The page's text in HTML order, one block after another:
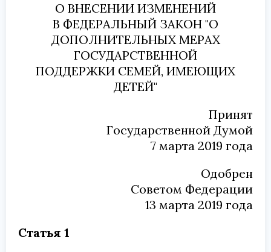
О ВНЕСЕНИИ ИЗМЕНЕНИЙ
В ФЕДЕРАЛЬНЫЙ ЗАКОН "О
ДОПОЛНИТЕЛЬНЫХ МЕРАХ
ГОСУДАРСТВЕННОЙ
ПОДДЕРЖКИ СЕМЕЙ, ИМЕЮЩИХ
ДЕТЕЙ"
Принят
Государственной Думой
7 марта 2019 года
Одобрен
Советом Федерации
13 марта 2019 года
Статья 1